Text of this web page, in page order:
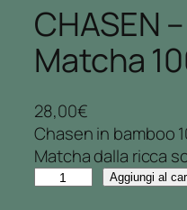
CHASEN
Matcha
28,00€
Chasen in bamboo
Matcha dalla ricca
Aggiungi al